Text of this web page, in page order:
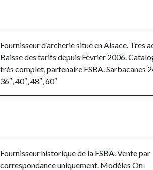
Fournisseur d’archerie situé en Alsace. Très
Baisse des tarifs depuis Février 2006.
très complet, partenaire FSBA. Sarbacanes
36″, 40″, 48″, 60″
Fournisseur historique de la FSBA.Vente par
correspondance uniquement. Modèles On-